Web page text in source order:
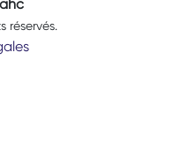
réservés.